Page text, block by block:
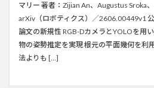
マリー 著者：Zijian An、Augustus Sroka、
arXiv（ロボティクス）／2606.00449v1
論文の新規性 RGB-DカメラとYOLOを用
物の姿勢推定を実現 根元の平面幾何を利
法よりも […]